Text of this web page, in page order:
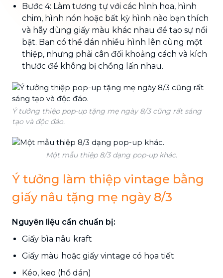
Bước 4: Làm tương tự với các hình hoa, hình
chim, hình nón hoặc bất kỳ hình nào bạn thích
và hãy dùng giấy màu khác nhau để tạo sự nổi
bật. Bạn có thể dán nhiều hình lên cùng một
thiệp, nhưng phải cân đối khoảng cách và kích
thước để không bị chồng lấn nhau.
Ý tưởng thiệp pop-up tặng mẹ ngày 8/3 cũng rất sáng
tạo và độc đáo.
Một mẫu thiệp 8/3 dạng pop-up khác.
Ý tưởng làm thiệp vintage bằng
giấy nâu tặng mẹ ngày 8/3
Nguyên liệu cần chuẩn bị:
Giấy bìa nâu kraft
Giấy màu hoặc giấy vintage có họa tiết
Kéo, keo (hồ dán)